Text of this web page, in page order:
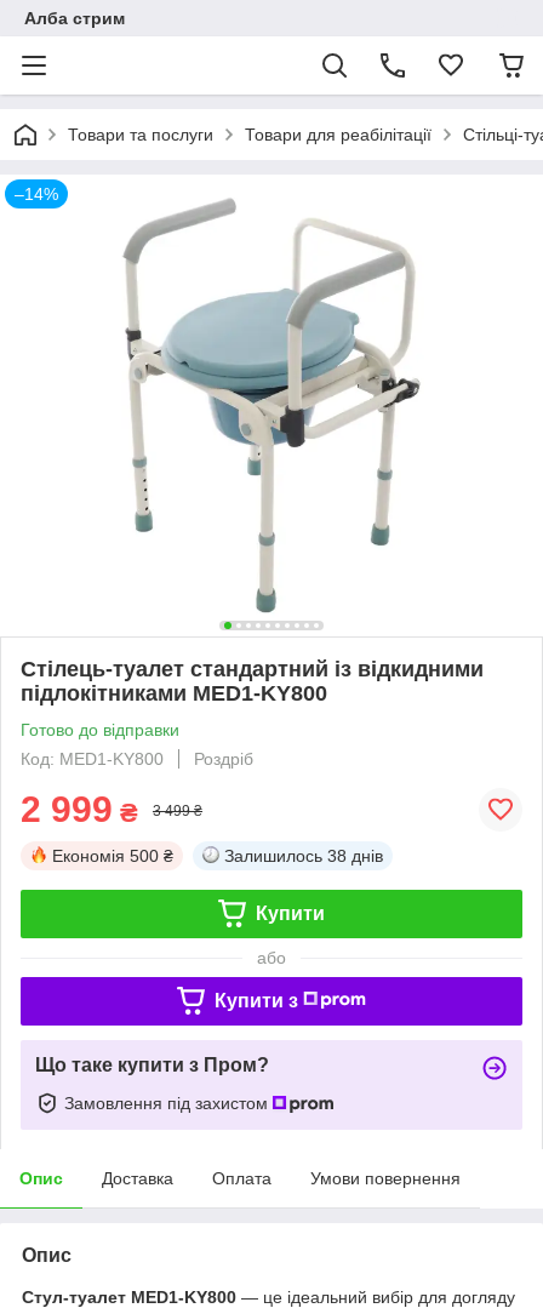
Алба стрим
Товари та послуги Товари для реабілітації Стільці-
–14%
Стілець-туалет стандартний із відкидними
підлокітниками MED1-KY800
Готово до відправки
Код: MED1-KY800
Роздріб
2 999 ₴ 3 499 ₴
Економія 500 ₴ Залишилось 38 днів
Купити
або
Купити з
Що таке купити з Пром?
Замовлення під захистом
Опис Доставка Оплата Умови повернення
Опис
Стул-туалет MED1-KY800 — це ідеальний вибір для догляду